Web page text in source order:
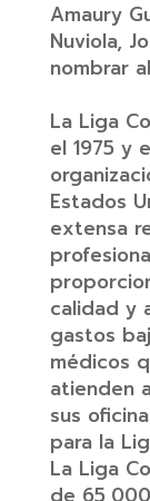
Amaury
Nuviola,
nombrar
La Liga
el 1975 y
Estados
extensa
calidad y
gastos
médicos
atienden
sus
para la
La Liga